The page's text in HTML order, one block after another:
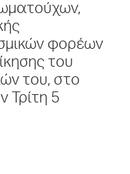
φορέων
του
του, στο
Τρίτη 5